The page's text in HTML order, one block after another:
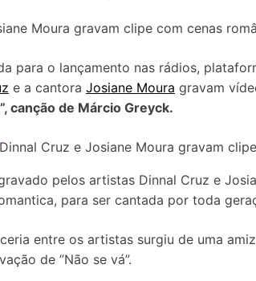
Moura gravam clipe com cenas
para o lançamento nas rádios,
e a cantora Josiane Moura gravam
canção de Márcio Greyck.
pelos artistas Dinnal Cruz e
para ser cantada por toda
entre os artistas surgiu de uma
de ”Não se vá”.